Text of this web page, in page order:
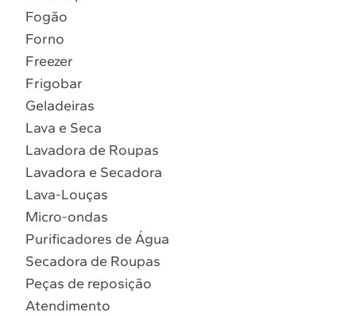
Localizar assistência técnica
9º Combos
Fogão
Forno
Freezer
Frigobar
Geladeiras
Lava e Seca
Lavadora de Roupas
Lavadora e Secadora
Lava-Louças
Micro-ondas
Purificadores de Água
Secadora de Roupas
Peças de reposição
Atendimento